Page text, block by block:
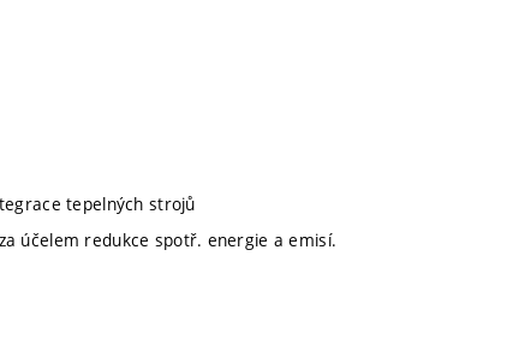
tepelných strojů
účelem redukce spotř. energie a emisí.